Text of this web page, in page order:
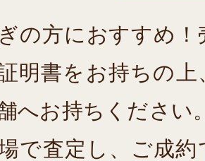
の方におすすめ！
明書をお持ちの
へお持ちください
で査定し、ご成